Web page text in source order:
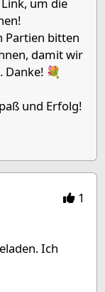
um die
Partien bitten
damit wir
Danke! 💐
und Erfolg!
1
Ich